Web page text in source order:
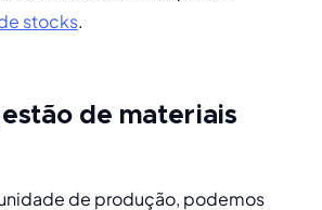
stocks.
de materiais
de produção, podemos